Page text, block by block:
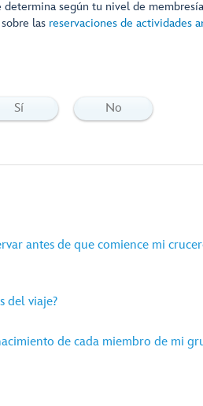
según tu nivel de
las reservaciones de actividades
Sí No
antes de que comience mi
del viaje?
de cada miembro de mi